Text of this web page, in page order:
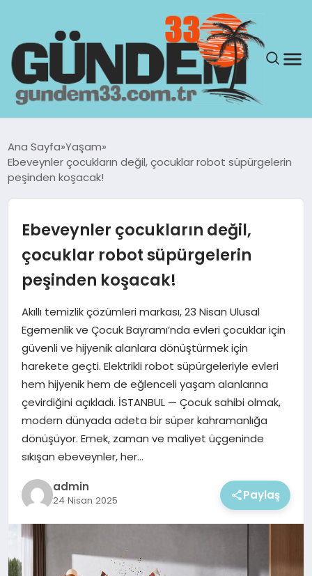
GÜNDEM
TEKNOLOJI
EKONOMI
MAGAZIN
Ana Sayfa Yaşam
Ebeveynler çocukların değil, çocuklar robot süpürgelerin
peşinden koşacak!
Ebeveynler çocukların değil,
çocuklar robot süpürgelerin
peşinden koşacak!
Akıllı temizlik çözümleri markası, 23 Nisan Ulusal
Egemenlik ve Çocuk Bayramı’nda evleri çocuklar için
güvenli ve hijyenik alanlara dönüştürmek için
harekete geçti. Elektrikli robot süpürgeleriyle evleri
hem hijyenik hem de eğlenceli yaşam alanlarına
çevirdiğini açıkladı. İSTANBUL — Çocuk sahibi olmak,
modern dünyada adeta bir süper kahramanlığa
dönüşüyor. Emek, zaman ve maliyet üçgeninde
sıkışan ebeveynler, her…
admin
24 Nisan 2025 Paylaş